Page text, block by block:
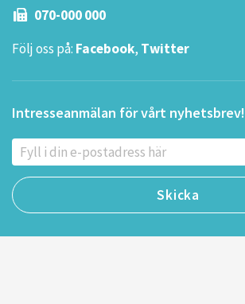
070-000 000
Följ oss på: Facebook, Twitter
Intresseanmälan för vårt nyhetsbrev!